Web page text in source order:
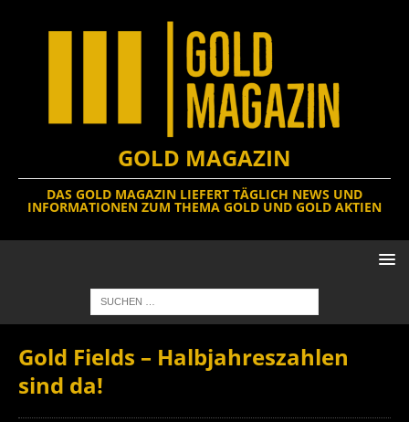
GOLD MAGAZIN
DAS GOLD MAGAZIN LIEFERT TÄGLICH NEWS UND
INFORMATIONEN ZUM THEMA GOLD UND GOLD AKTIEN
Gold Fields – Halbjahreszahlen
sind da!